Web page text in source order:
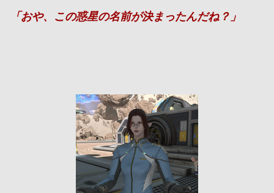
「おや、この惑星の名前が決まったんだね？」